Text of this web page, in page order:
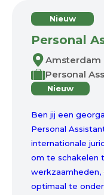
Nieuw
Personal
Amsterdam
Personal
Nieuw
Ben jij een
Personal
internationale
om te schakelen
optimaal te